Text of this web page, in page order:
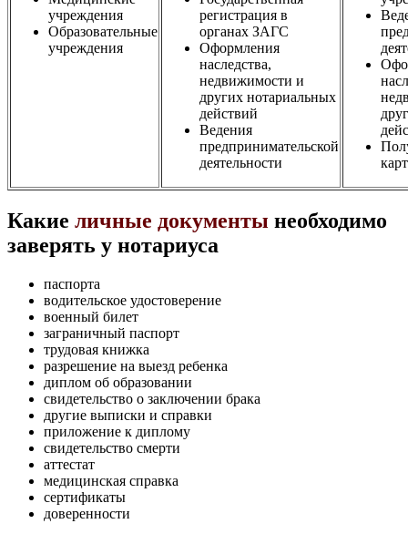
учреждения
Образовательные
учреждения
регистрация в
органах ЗАГС
Оформления
наследства,
недвижимости и
других нотариальных
действий
Ведения
предпринимательской
деятельности
Какие личные документы необходимо
заверять у нотариуса
паспорта
водительское удостоверение
военный билет
заграничный паспорт
трудовая книжка
разрешение на выезд ребенка
диплом об образовании
свидетельство о заключении брака
другие выписки и справки
приложение к диплому
свидетельство смерти
аттестат
медицинская справка
сертификаты
доверенности